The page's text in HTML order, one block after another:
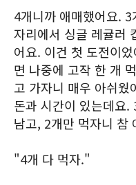
4개니까 애매했어요.
자리에서 싱글 레귤러
어요. 이건 첫 도전이
면 나중에 고작 한 개
고 가자니 매우 아쉬웠
돈과 시간이 있는데요
남고, 2개만 먹자니 참
"4개 다 먹자."